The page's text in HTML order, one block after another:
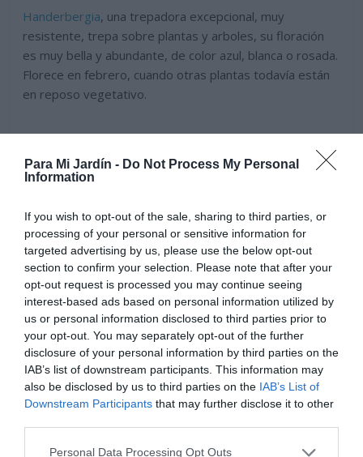
Para Mi Jardín - Do Not Process My Personal
Information
If you wish to opt-out of the sale, sharing to third parties, or
processing of your personal or sensitive information for
targeted advertising by us, please use the below opt-out
section to confirm your selection. Please note that after your
opt-out request is processed you may continue seeing
interest-based ads based on personal information utilized by
us or personal information disclosed to third parties prior to
your opt-out. You may separately opt-out of the further
disclosure of your personal information by third parties on the
IAB’s list of downstream participants. This information may
also be disclosed by us to third parties on the IAB’s List of
Downstream Participants that may further disclose it to other
Personal Data Processing Opt Outs
Handerbergia, una trepadora excepcional, muy
resistente, trepa sobre plantas y arboles, su floración
es muy bella y abundante, de color azul, blanca o rosada.
Florece en febrero, cuando otras plantas todavía están
en reposo vegetativo.
Otra trepadora también de flores amarillas, con habito
de crecimiento diferente, ya que se enreda y trepa por